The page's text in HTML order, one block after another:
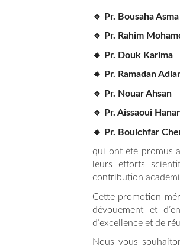
🔹 Pr. Bousaha Asma
🔹 Pr. Rahim
🔹 Pr. Douk Karima
🔹 Pr. Ramadan
🔹 Pr. Nouar Ahsan
🔹 Pr. Aissaoui
🔹 Pr. Boulchfar
qui ont été promus
leurs efforts
contribution
Cette promotion
dévouement et
d’excellence et de
Nous vous